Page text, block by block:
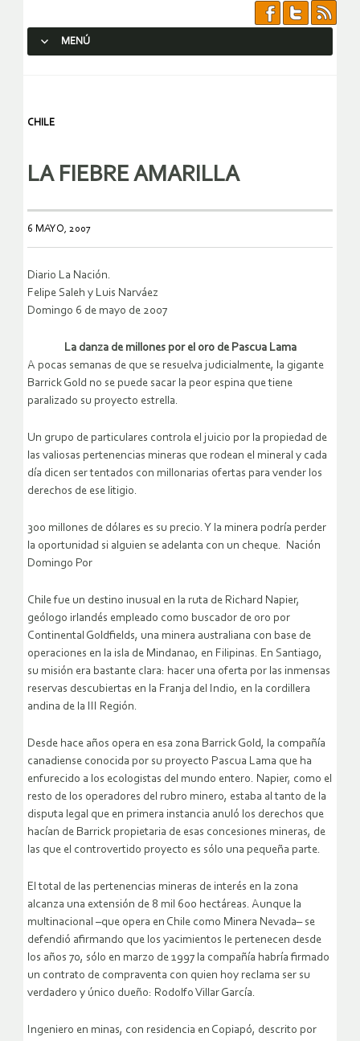
MENÚ
CHILE
LA FIEBRE AMARILLA
6 MAYO, 2007
Diario La Nación.
Felipe Saleh y Luis Narváez
Domingo 6 de mayo de 2007
La danza de millones por el oro de Pascua Lama
A pocas semanas de que se resuelva judicialmente, la gigante
Barrick Gold no se puede sacar la peor espina que tiene
paralizado su proyecto estrella.
Un grupo de particulares controla el juicio por la propiedad de
las valiosas pertenencias mineras que rodean el mineral y cada
día dicen ser tentados con millonarias ofertas para vender los
derechos de ese litigio.
300 millones de dólares es su precio. Y la minera podría perder
la oportunidad si alguien se adelanta con un cheque. Nación
Domingo Por
Chile fue un destino inusual en la ruta de Richard Napier,
geólogo irlandés empleado como buscador de oro por
Continental Goldfields, una minera australiana con base de
operaciones en la isla de Mindanao, en Filipinas. En Santiago,
su misión era bastante clara: hacer una oferta por las inmensas
reservas descubiertas en la Franja del Indio, en la cordillera
andina de la III Región.
Desde hace años opera en esa zona Barrick Gold, la compañía
canadiense conocida por su proyecto Pascua Lama que ha
enfurecido a los ecologistas del mundo entero. Napier, como el
resto de los operadores del rubro minero, estaba al tanto de la
disputa legal que en primera instancia anuló los derechos que
hacían de Barrick propietaria de esas concesiones mineras, de
las que el controvertido proyecto es sólo una pequeña parte.
El total de las pertenencias mineras de interés en la zona
alcanza una extensión de 8 mil 600 hectáreas. Aunque la
multinacional –que opera en Chile como Minera Nevada– se
defendió afirmando que los yacimientos le pertenecen desde
los años 70, sólo en marzo de 1997 la compañía habría firmado
un contrato de compraventa con quien hoy reclama ser su
verdadero y único dueño: Rodolfo Villar García.
Ingeniero en minas, con residencia en Copiapó, descrito por